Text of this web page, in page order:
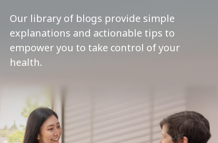
Our library of blogs provide simple
explanations and actionable tips to
empower you to take control of your
health.